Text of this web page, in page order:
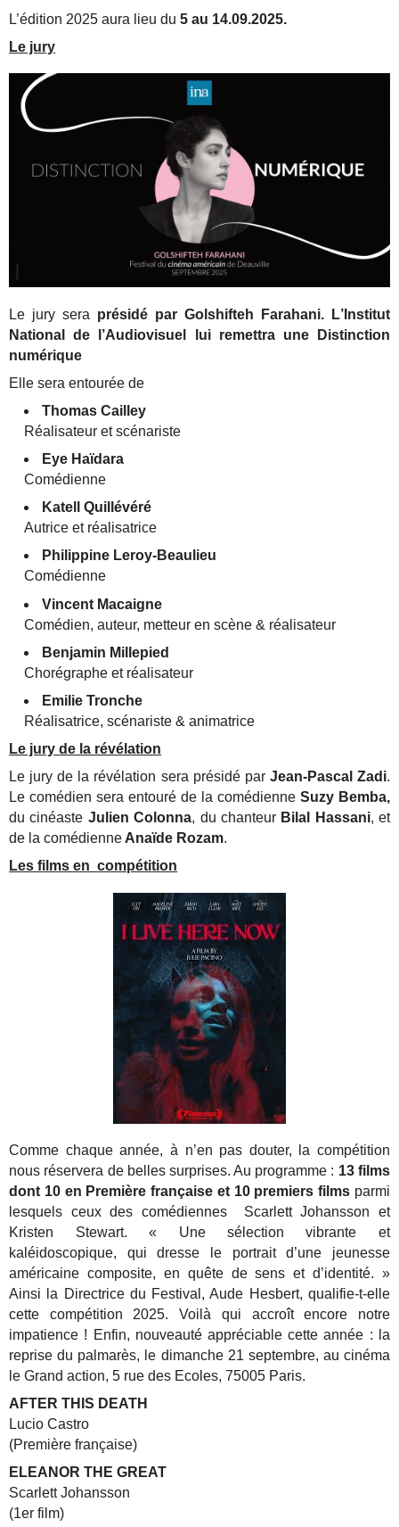
L’édition 2025 aura lieu du 5 au 14.09.2025.
Le jury
Le jury sera présidé par Golshifteh Farahani. L’Institut
National de l’Audiovisuel lui remettra une Distinction
numérique
Elle sera entourée de
Thomas Cailley
Réalisateur et scénariste
Eye Haïdara
Comédienne
Katell Quillévéré
Autrice et réalisatrice
Philippine Leroy-Beaulieu
Comédienne
Vincent Macaigne
Comédien, auteur, metteur en scène & réalisateur
Benjamin Millepied
Chorégraphe et réalisateur
Emilie Tronche
Réalisatrice, scénariste & animatrice
Le jury de la révélation
Le jury de la révélation sera présidé par Jean-Pascal Zadi.
Le comédien sera entouré de la comédienne Suzy Bemba,
du cinéaste Julien Colonna, du chanteur Bilal Hassani, et
de la comédienne Anaïde Rozam.
Les films en compétition
Comme chaque année, à n’en pas douter, la compétition
nous réservera de belles surprises. Au programme : 13 films
dont 10 en Première française et 10 premiers films parmi
lesquels ceux des comédiennes Scarlett Johansson et
Kristen Stewart. « Une sélection vibrante et
kaléidoscopique, qui dresse le portrait d’une jeunesse
américaine composite, en quête de sens et d’identité. »
Ainsi la Directrice du Festival, Aude Hesbert, qualifie-t-elle
cette compétition 2025. Voilà qui accroît encore notre
impatience ! Enfin, nouveauté appréciable cette année : la
reprise du palmarès, le dimanche 21 septembre, au cinéma
le Grand action, 5 rue des Ecoles, 75005 Paris.
AFTER THIS DEATH
Lucio Castro
(Première française)
ELEANOR THE GREAT
Scarlett Johansson
(1er film)